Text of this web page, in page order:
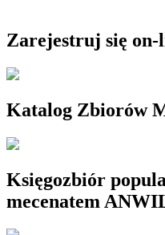
Zarejestruj się on-
Katalog Zbiorów
Księgozbiór
mecenatem